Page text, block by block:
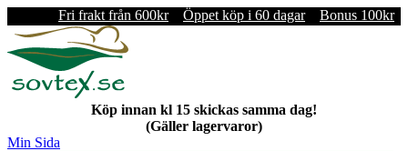
Fri frakt från 600kr Öppet köp i 60 dagar Bonus 100kr
Köp innan kl 15 skickas samma dag!
(Gäller lagervaror)
Min Sida